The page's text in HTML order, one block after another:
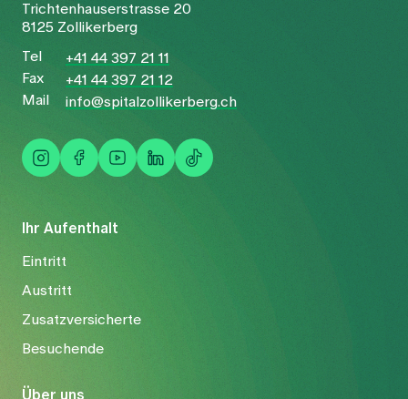
Ihr Aufenthalt
Eintritt
Austritt
Zusatzversicherte
Besuchende
Über uns
Trichtenhauserstrasse 20
8125 Zollikerberg
Tel
+41 44 397 21 11
Fax
+41 44 397 21 12
Mail
info@spitalzollikerberg.ch